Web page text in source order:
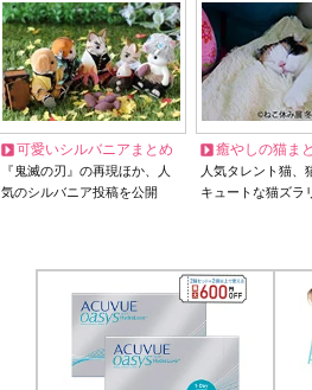
可愛いシルバニアまとめ
『鬼滅の刃』の再現ほか、人
気のシルバニア投稿を公開
癒やしの猫ま
人気タレント猫
キュートな猫ズラ